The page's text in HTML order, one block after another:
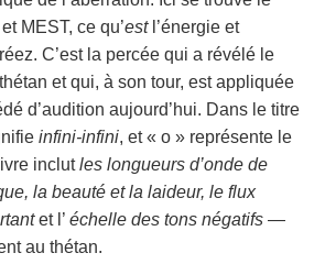
MEST, ce qu’estl’énergie et
C’est la percée qui a révélé le
et qui, à son tour, est appliquée
d’audition aujourd’hui. Dans le titre
infini-infini, et « o » représente le
inclutles longueurs d’onde de
la beauté et la laideur, le flux
et l’ échelle des tons négatifs —
au thétan.